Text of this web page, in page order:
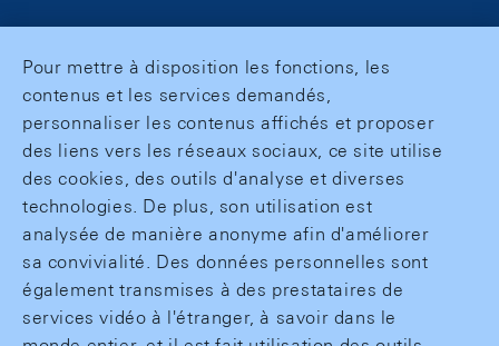
Pour mettre à disposition les fonctions, les
contenus et les services demandés,
personnaliser les contenus affichés et proposer
des liens vers les réseaux sociaux, ce site utilise
des cookies, des outils d'analyse et diverses
technologies. De plus, son utilisation est
analysée de manière anonyme afin d'améliorer
sa convivialité. Des données personnelles sont
également transmises à des prestataires de
services vidéo à l'étranger, à savoir dans le